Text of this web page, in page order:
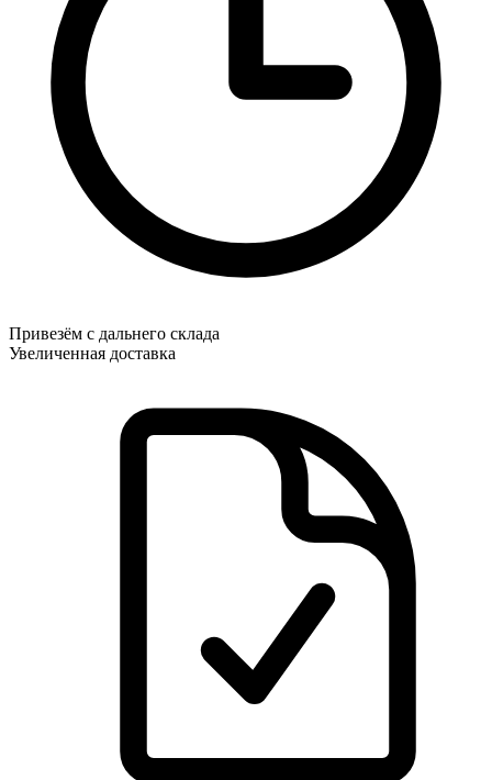
Привезём с дальнего склада
Увеличенная доставка